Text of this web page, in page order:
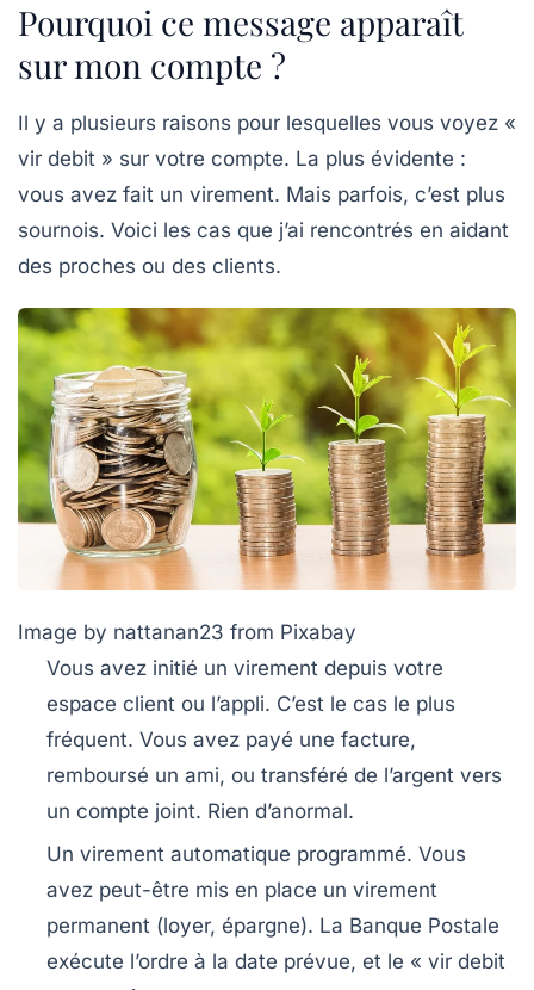
Pourquoi ce message apparaît
sur mon compte ?
Il y a plusieurs raisons pour lesquelles vous voyez «
vir debit » sur votre compte. La plus évidente :
vous avez fait un virement. Mais parfois, c’est plus
sournois. Voici les cas que j’ai rencontrés en aidant
des proches ou des clients.
Image by nattanan23 from Pixabay
Vous avez initié un virement depuis votre
espace client ou l’appli. C’est le cas le plus
fréquent. Vous avez payé une facture,
remboursé un ami, ou transféré de l’argent vers
un compte joint. Rien d’anormal.
Un virement automatique programmé. Vous
avez peut-être mis en place un virement
permanent (loyer, épargne). La Banque Postale
exécute l’ordre à la date prévue, et le « vir debit